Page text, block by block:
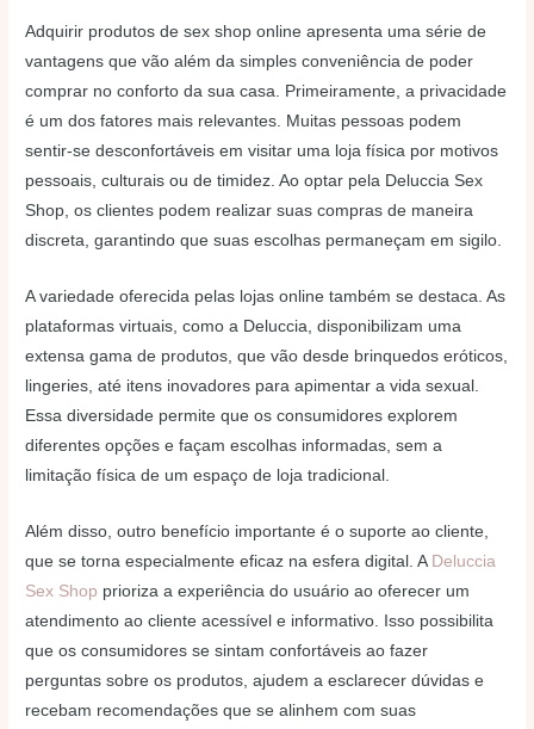
Adquirir produtos de sex shop online apresenta uma série de
vantagens que vão além da simples conveniência de poder
comprar no conforto da sua casa. Primeiramente, a privacidade
é um dos fatores mais relevantes. Muitas pessoas podem
sentir-se desconfortáveis em visitar uma loja física por motivos
pessoais, culturais ou de timidez. Ao optar pela Deluccia Sex
Shop, os clientes podem realizar suas compras de maneira
discreta, garantindo que suas escolhas permaneçam em sigilo.
A variedade oferecida pelas lojas online também se destaca. As
plataformas virtuais, como a Deluccia, disponibilizam uma
extensa gama de produtos, que vão desde brinquedos eróticos,
lingeries, até itens inovadores para apimentar a vida sexual.
Essa diversidade permite que os consumidores explorem
diferentes opções e façam escolhas informadas, sem a
limitação física de um espaço de loja tradicional.
Além disso, outro benefício importante é o suporte ao cliente,
que se torna especialmente eficaz na esfera digital. A Deluccia
Sex Shop prioriza a experiência do usuário ao oferecer um
atendimento ao cliente acessível e informativo. Isso possibilita
que os consumidores se sintam confortáveis ao fazer
perguntas sobre os produtos, ajudem a esclarecer dúvidas e
recebam recomendações que se alinhem com suas